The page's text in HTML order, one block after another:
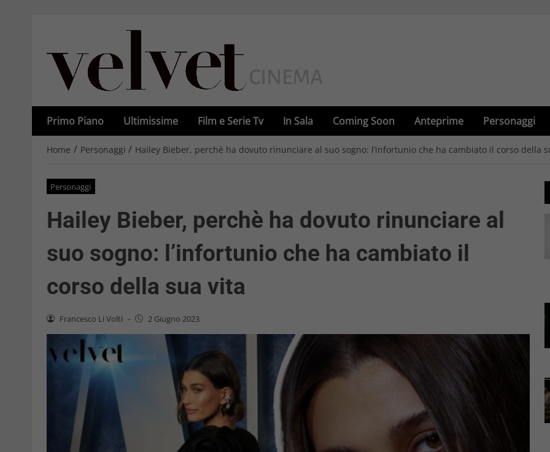
Primo Piano Ultimissime Film e Serie Tv In Sala Coming Soon Anteprime Personaggi
Home / Personaggi / Hailey Bieber, perchè ha dovuto rinunciare al suo sogno: l’infortunio che ha cambiato il corso della
Personaggi
Hailey Bieber, perchè ha dovuto rinunciare al
suo sogno: l’infortunio che ha cambiato il
corso della sua vita
Francesco Li Volti - 2 Giugno 2023